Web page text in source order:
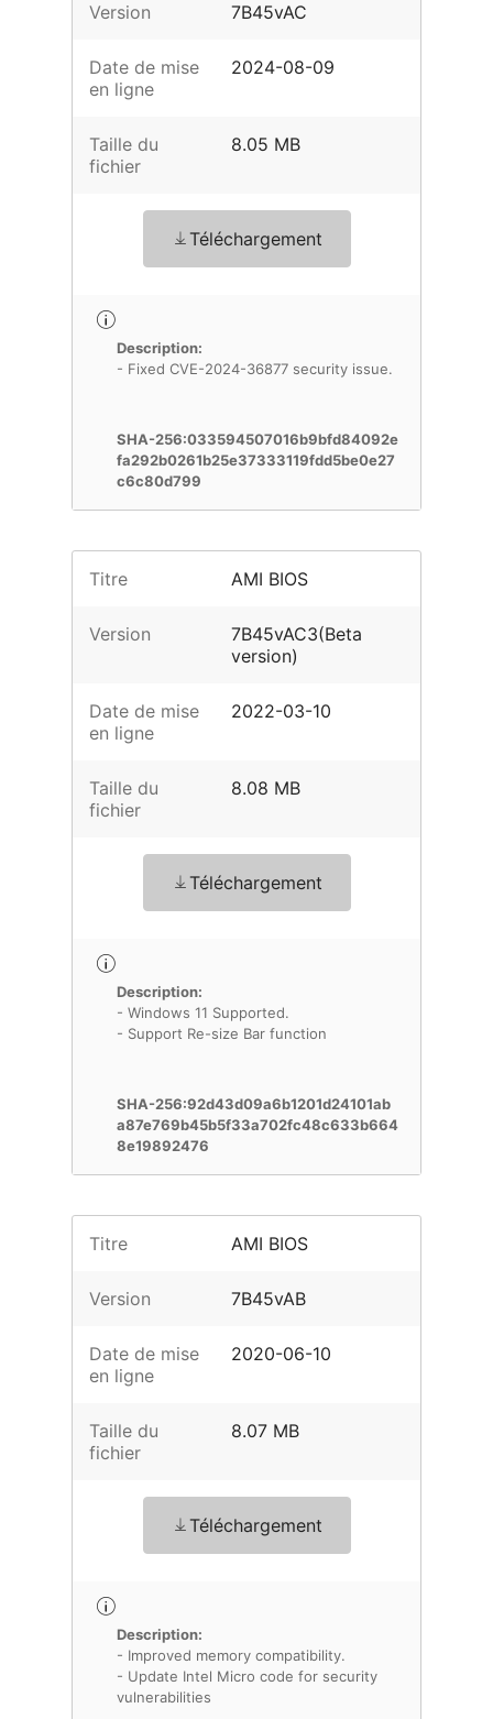
Version 7B45vAC
Date de mise
en ligne
2024-08-09
Taille du
fichier
8.05 MB
Téléchargement
Description:
- Fixed CVE-2024-36877 security issue.
SHA-256:033594507016b9bfd84092e
fa292b0261b25e37333119fdd5be0e27
c6c80d799
Titre AMI BIOS
Version
7B45vAC3(Beta
version)
Date de mise
en ligne
2022-03-10
Taille du
fichier
8.08 MB
Téléchargement
Description:
- Windows 11 Supported.
- Support Re-size Bar function
SHA-256:92d43d09a6b1201d24101ab
a87e769b45b5f33a702fc48c633b664
8e19892476
Titre AMI BIOS
Version 7B45vAB
Date de mise
en ligne
2020-06-10
Taille du
fichier
8.07 MB
Téléchargement
Description:
- Improved memory compatibility.
- Update Intel Micro code for security
vulnerabilities